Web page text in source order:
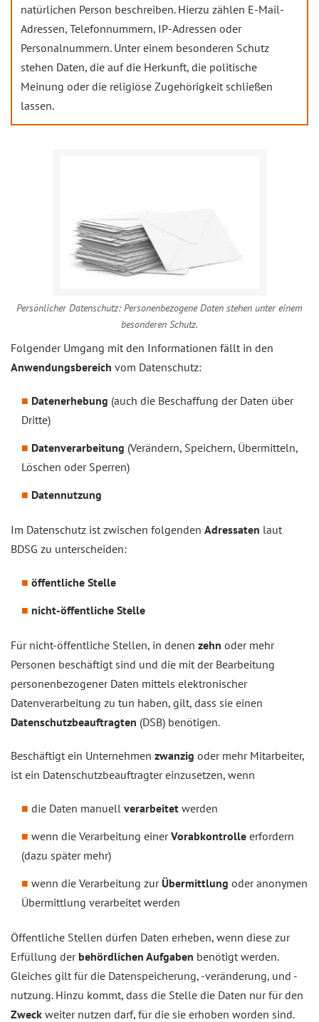
natürlichen Person beschreiben. Hierzu zählen E-Mail-
Adressen, Telefonnummern, IP-Adressen oder
Personalnummern. Unter einem besonderen Schutz
stehen Daten, die auf die Herkunft, die politische
Meinung oder die religiöse Zugehörigkeit schließen
lassen.
Persönlicher Datenschutz: Personenbezogene Daten stehen unter einem
besonderen Schutz.
Folgender Umgang mit den Informationen fällt in den
Anwendungsbereich vom Datenschutz:
Datenerhebung (auch die Beschaffung der Daten über
Dritte)
Datenverarbeitung (Verändern, Speichern, Übermitteln,
Löschen oder Sperren)
Datennutzung
Im Datenschutz ist zwischen folgenden Adressaten laut
BDSG zu unterscheiden:
öffentliche Stelle
nicht-öffentliche Stelle
Für nicht-öffentliche Stellen, in denen zehn oder mehr
Personen beschäftigt sind und die mit der Bearbeitung
personenbezogener Daten mittels elektronischer
Datenverarbeitung zu tun haben, gilt, dass sie einen
Datenschutzbeauftragten (DSB) benötigen.
Beschäftigt ein Unternehmen zwanzig oder mehr Mitarbeiter,
ist ein Datenschutzbeauftragter einzusetzen, wenn
die Daten manuell verarbeitet werden
wenn die Verarbeitung einerVorabkontrolle erfordern
(dazu später mehr)
wenn die Verarbeitung zur Übermittlung oder anonymen
Übermittlung verarbeitet werden
Öffentliche Stellen dürfen Daten erheben, wenn diese zur
Erfüllung der behördlichen Aufgaben benötigt werden.
Gleiches gilt für die Datenspeicherung, -veränderung, und -
nutzung. Hinzu kommt, dass die Stelle die Daten nur für den
Zweck weiter nutzen darf, für die sie erhoben worden sind.